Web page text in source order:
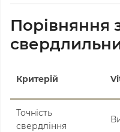
Порівняння
Критерій
Точність
свердління